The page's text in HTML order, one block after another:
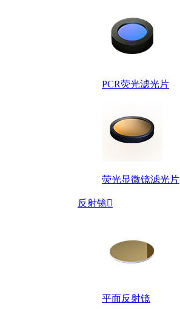
PCR荧光滤光片
荧光显微镜滤光片
反射镜
平面反射镜